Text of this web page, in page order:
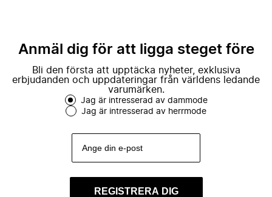
Anmäl dig för att ligga steget före
Bli den första att upptäcka nyheter, exklusiva
erbjudanden och uppdateringar från världens ledande
varumärken.
Jag är intresserad av dammode
Jag är intresserad av herrmode
REGISTRERA DIG